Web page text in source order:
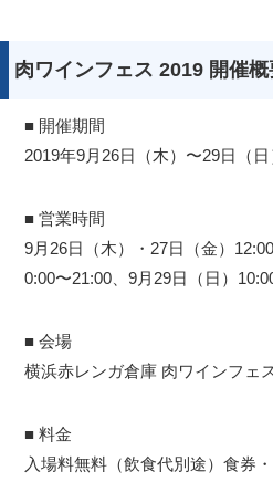
肉ワインフェス 2019 開催概
■ 開催期間
2019年9月26日（木）〜29日（日
■ 営業時間
9月26日（木）・27日（金）
0:00〜21:00、9月29日（日）
■ 会場
横浜赤レンガ倉庫 肉ワインフェ
■ 料金
入場料無料（飲食代別途）食券